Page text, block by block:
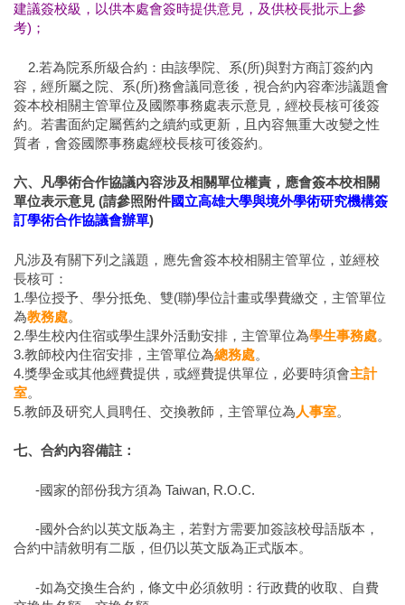
建議簽校級，以供本處會簽時提供意見，及供校長批示上參
考)；
2.若為院系所級合約：由該學院、系(所)與對方商訂簽約內
容，經所屬之院、系(所)務會議同意後，視合約內容牽涉議題會
簽本校相關主管單位及國際事務處表示意見，經校長核可後簽
約。若書面約定屬舊約之續約或更新，且內容無重大改變之性
質者，會簽國際事務處經校長核可後簽約。
六、凡學術合作協議內容涉及相關單位權責，應會簽本校相關
單位表示意見 (請參照附件國立高雄大學與境外學術研究機構簽
訂學術合作協議會辦單)
凡涉及有關下列之議題，應先會簽本校相關主管單位，並經校
長核可：
1.學位授予、學分抵免、雙(聯)學位計畫或學費繳交，主管單位
為教務處。
2.學生校內住宿或學生課外活動安排，主管單位為學生事務處。
3.教師校內住宿安排，主管單位為總務處。
4.獎學金或其他經費提供，或經費提供單位，必要時須會主計
室。
5.教師及研究人員聘任、交換教師，主管單位為 人事室。
七、合約內容備註：
-國家的部份我方須為 Taiwan, R.O.C.
-國外合約以英文版為主，若對方需要加簽該校母語版本，
合約中請敘明有二版，但仍以英文版為正式版本。
-如為交換生合約，條文中必須敘明：行政費的收取、自費